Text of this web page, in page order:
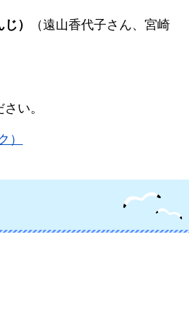
）
（遠山香代子さん、宮崎
い。
）